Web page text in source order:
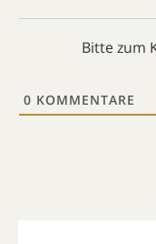
Bitte zum
0 KOMMENTARE